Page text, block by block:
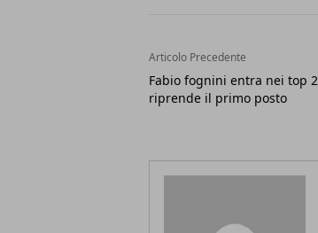
Articolo Precedente
Fabio fognini entra nei top
riprende il primo posto